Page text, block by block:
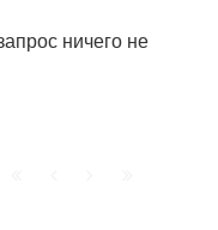
ничего не